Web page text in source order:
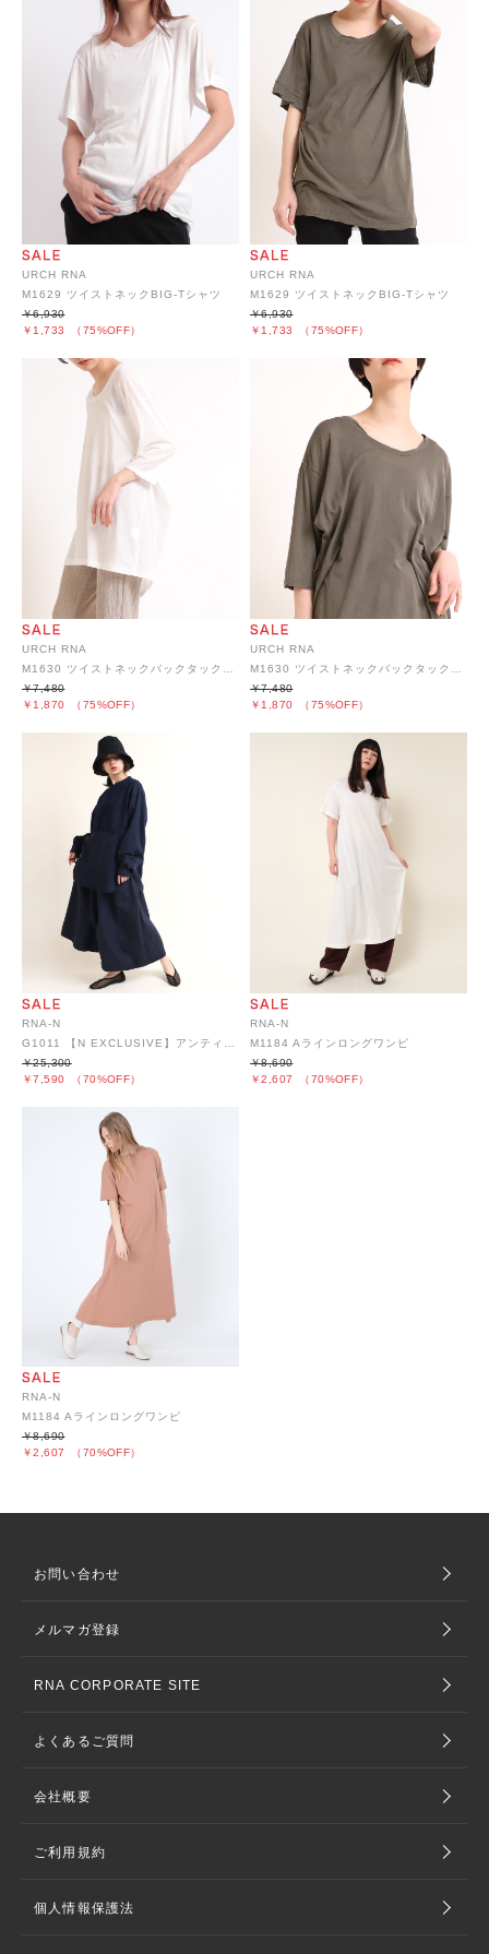
URCH RNA
M1629 ツイストネックBIG-Tシャツ
￥1,733 （75%OFF）
￥6,930
URCH RNA
M1629 ツイストネックBIG-Tシャツ
￥1,733 （75%OFF）
￥6,930
URCH RNA
￥1,870 （75%OFF）
￥7,480
URCH RNA
￥1,870 （75%OFF）
￥7,480
RNA-N
￥7,590 （70%OFF）
￥25,300
RNA-N
M1184 Aラインロングワンピ
￥2,607 （70%OFF）
￥8,690
RNA-N
M1184 Aラインロングワンピ
￥2,607 （70%OFF）
￥8,690
お問い合わせ
メルマガ登録
RNA CORPORATE SITE
よくあるご質問
会社概要
ご利用規約
個人情報保護法